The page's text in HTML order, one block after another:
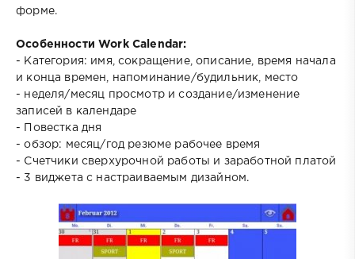
форме.
Особенности Work Calendar:
- Категория: имя, сокращение, описание, время начала
и конца времен, напоминание/будильник, место
- неделя/месяц просмотр и создание/изменение
записей в календаре
- Повестка дня
- обзор: месяц/год резюме рабочее время
- Счетчики сверхурочной работы и заработной платой
- 3 виджета с настраиваемым дизайном.